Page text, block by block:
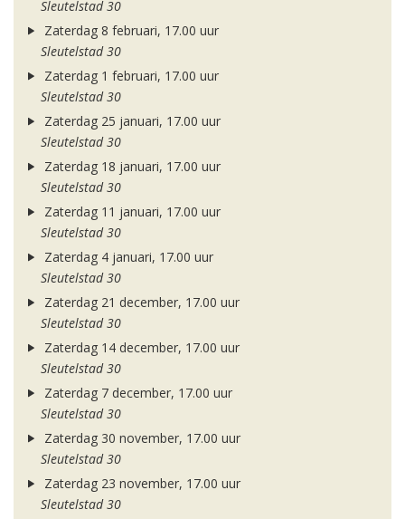
Sleutelstad 30
Zaterdag 8 februari, 17.00 uur
Sleutelstad 30
Zaterdag 1 februari, 17.00 uur
Sleutelstad 30
Zaterdag 25 januari, 17.00 uur
Sleutelstad 30
Zaterdag 18 januari, 17.00 uur
Sleutelstad 30
Zaterdag 11 januari, 17.00 uur
Sleutelstad 30
Zaterdag 4 januari, 17.00 uur
Sleutelstad 30
Zaterdag 21 december, 17.00 uur
Sleutelstad 30
Zaterdag 14 december, 17.00 uur
Sleutelstad 30
Zaterdag 7 december, 17.00 uur
Sleutelstad 30
Zaterdag 30 november, 17.00 uur
Sleutelstad 30
Zaterdag 23 november, 17.00 uur
Sleutelstad 30